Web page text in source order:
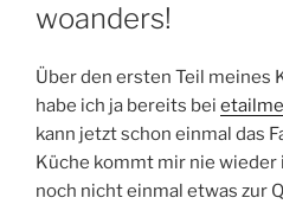
woanders!
Über den ersten Teil meines
habe ich ja bereits bei
kann jetzt schon einmal das
Küche kommt mir nie wieder
noch nicht einmal etwas zur